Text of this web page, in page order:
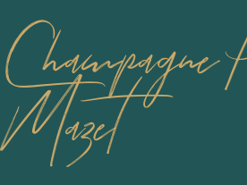
Champagne
Mazet